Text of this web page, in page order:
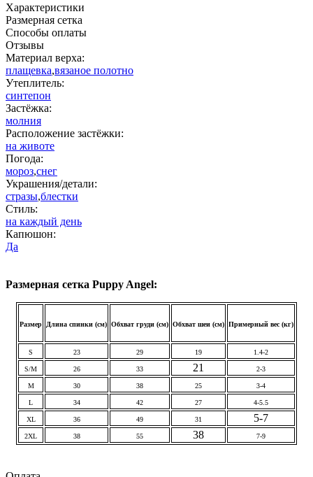
Характеристики
Размерная сетка
Способы оплаты
Отзывы
Материал верха:
плащевка,вязаное полотно
Утеплитель:
синтепон
Застёжка:
молния
Расположение застёжки:
на животе
Погода:
мороз,снег
Украшения/детали:
стразы,блестки
Стиль:
на каждый день
Капюшон:
Да
Размерная сетка Puppy Angel:
Размер Длина спинки (см) Обхват груди (см) Обхват шеи (см) Примерный вес (кг)
S 23 29 19 1.4-2
S/M 26 33 21 2-3
M 30 38 25 3-4
L 34 42 27 4-5.5
XL 36 49 31 5-7
2XL 38 55 38 7-9